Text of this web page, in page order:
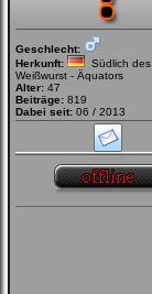
Geschlecht:
Herkunft:
Südlich des
Weißwurst - Äquators
Alter: 47
Beiträge: 819
Dabei seit: 06 / 2013